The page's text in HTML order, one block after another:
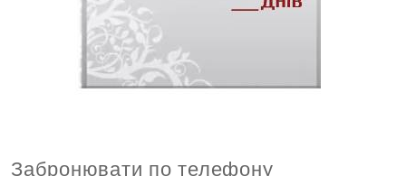
Забронювати по телефону